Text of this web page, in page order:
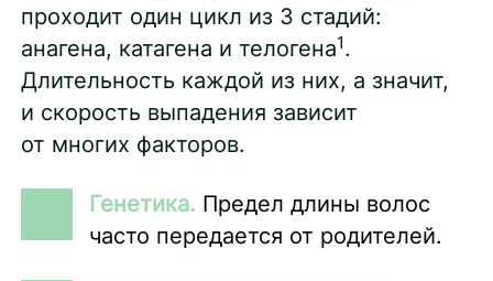
проходит один цикл из 3 стадий:
анагена, катагена и телогена1.
Длительность каждой из них, а значит,
и скорость выпадения зависит
от многих факторов.
Генетика. Предел длины волос
часто передается от родителей.